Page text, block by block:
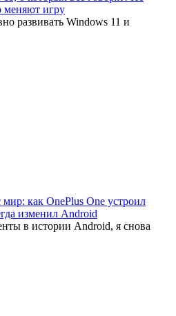
меняют игру
развивать Windows 11 и
как OnePlus One устроил
изменил Android
в истории Android, я снова